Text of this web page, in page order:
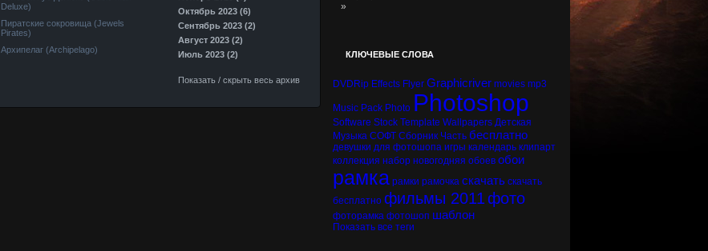
Deluxe)
Пиратские сокровища (Jewels
Pirates)
Архипелаг (Archipelago)
Октябрь 2023 (6)
Сентябрь 2023 (2)
Август 2023 (2)
Июль 2023 (2)
Показать / скрыть весь архив
»
КЛЮЧЕВЫЕ СЛОВА
DVDRip Effects Flyer Graphicriver movies mp3
Music Pack Photo Photoshop
Software Stock Template Wallpapers Детская
Музыка СОФТ Сборник Часть бесплатно
девушки для фотошопа игры календарь клипарт
коллекция набор новогодняя обоев обои
рамка рамки рамочка скачать скачать
бесплатно фильмы 2011фото
фоторамка фотошоп шаблон
Показать все теги